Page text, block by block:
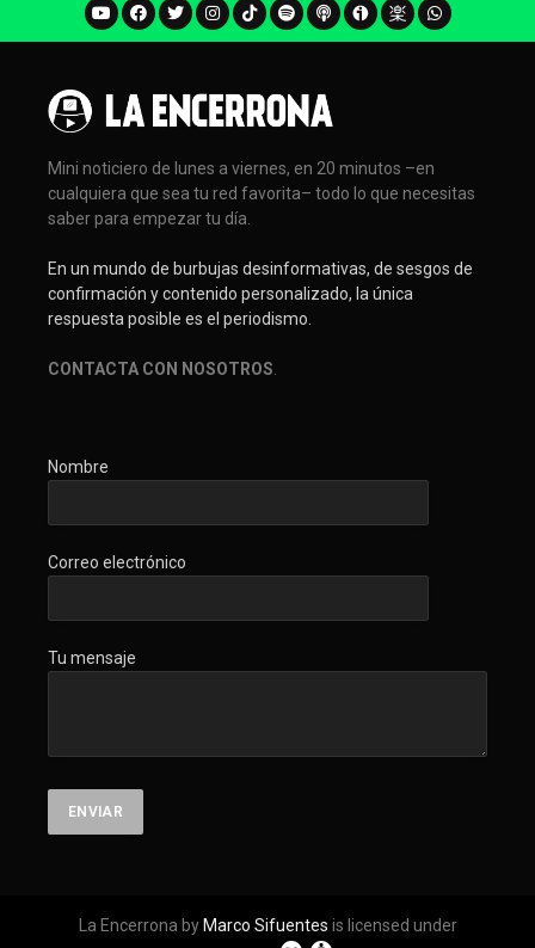
Mini noticiero de lunes a viernes, en 20 minutos –en
cualquiera que sea tu red favorita– todo lo que necesitas
saber para empezar tu día.
En un mundo de burbujas desinformativas, de sesgos de
confirmación y contenido personalizado, la única
respuesta posible es el periodismo.
CONTACTA CON NOSOTROS.
Nombre
Correo electrónico
Tu mensaje
La Encerrona by Marco Sifuentes is licensed under